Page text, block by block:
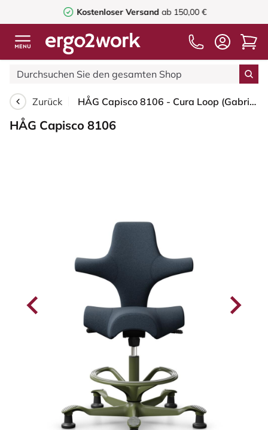
Kostenloser Versandab 150,00 €
Zurück HÅG Capisco 8106 - Cura Loop (Gabriel) - Recyceltes Polyester - CLP66165 Blue - Moss Grey - 200 mm (Sitzhöhe 46-64cm) - Bodengleiter
HÅG Capisco 8106